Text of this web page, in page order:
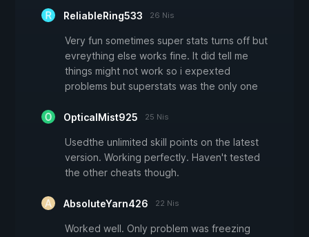
ReliableRing533 26 Nis
Very fun sometimes super stats turns off but
evreything else works fine. It did tell me
things might not work so i expexted
problems but superstats was the only one
OpticalMist925 25 Nis
Usedthe unlimited skill points on the latest
version. Working perfectly. Haven't tested
the other cheats though.
AbsoluteYarn426 22 Nis
Worked well. Only problem was freezing